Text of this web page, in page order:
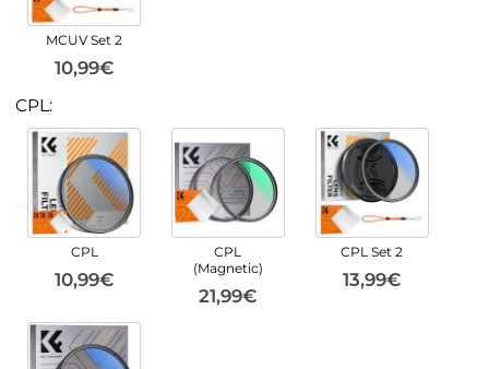
MCUV Set 2
10,99€
CPL:
CPL
10,99€
CPL
(Magnetic)
21,99€
CPL Set 2
13,99€